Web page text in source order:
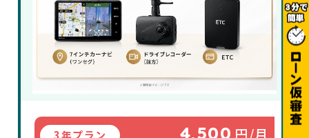
3年プラン 4,500 円/月